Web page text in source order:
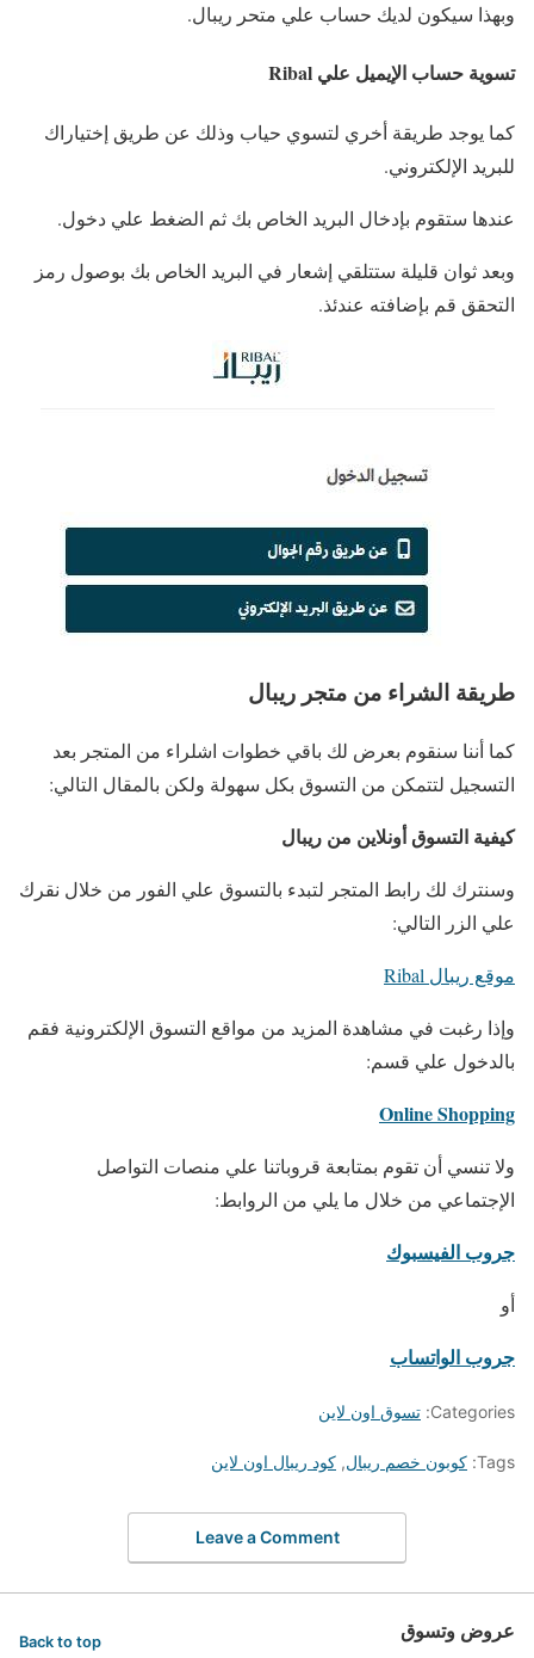
وبهذا سيكون لديك حساب علي متحر ريبال.
تسوية حساب الإيميل علي Ribal
كما يوجد طريقة أخري لتسوي حياب وذلك عن طريق إختياراك
للبريد الإلكتروني.
عندها ستقوم بإدخال البريد الخاص بك ثم الضغط علي دخول.
وبعد ثوان قليلة ستتلقي إشعار في البريد الخاص بك بوصول رمز
التحقق قم بإضافته عندئذ.
طريقة الشراء من متجر ريبال
كما أننا سنقوم بعرض لك باقي خطوات اشلراء من المتجر بعد
التسجيل لتتمكن من التسوق بكل سهولة ولكن بالمقال التالي:
كيفية التسوق أونلاين من ريبال
وسنترك لك رابط المتجر لتبدء بالتسوق علي الفور من خلال نقرك
علي الزر التالي:
موقع ريبال Ribal
وإذا رغبت في مشاهدة المزيد من مواقع التسوق الإلكترونية فقم
بالدخول علي قسم:
Online Shopping
ولا تنسي أن تقوم بمتابعة قروباتنا علي منصات التواصل
الإجتماعي من خلال ما يلي من الروابط:
جروب الفيسبوك
أو
جروب الواتساب
Categories: تسوق اون لاين
Tags: كوبون خصم ريبال, كود ريبال اون لاين
Leave a Comment
عروض وتسوق Back to top